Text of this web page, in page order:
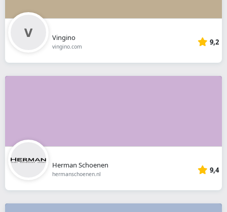
Vingino
vingino.com 9,2
Herman Schoenen
hermanschoenen.nl 9,4